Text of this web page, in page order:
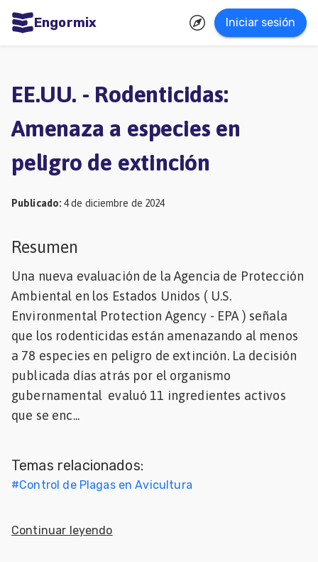
Engormix Iniciar sesión
Agricultura
Balanceados
Avicultura
Porcicultura
Mascotas
EE.UU. - Rodenticidas:
Amenaza a especies en
peligro de extinción
Publicado: 4 de diciembre de 2024
Resumen
Una nueva evaluación de la Agencia de Protección
Ambiental en los Estados Unidos ( U.S.
Environmental Protection Agency - EPA ) señala
que los rodenticidas están amenazando al menos
a 78 especies en peligro de extinción. La decisión
publicada días atrás por el organismo
gubernamental evaluó 11 ingredientes activos
que se enc...
Temas relacionados:
#Control de Plagas en Avicultura
Continuar leyendo